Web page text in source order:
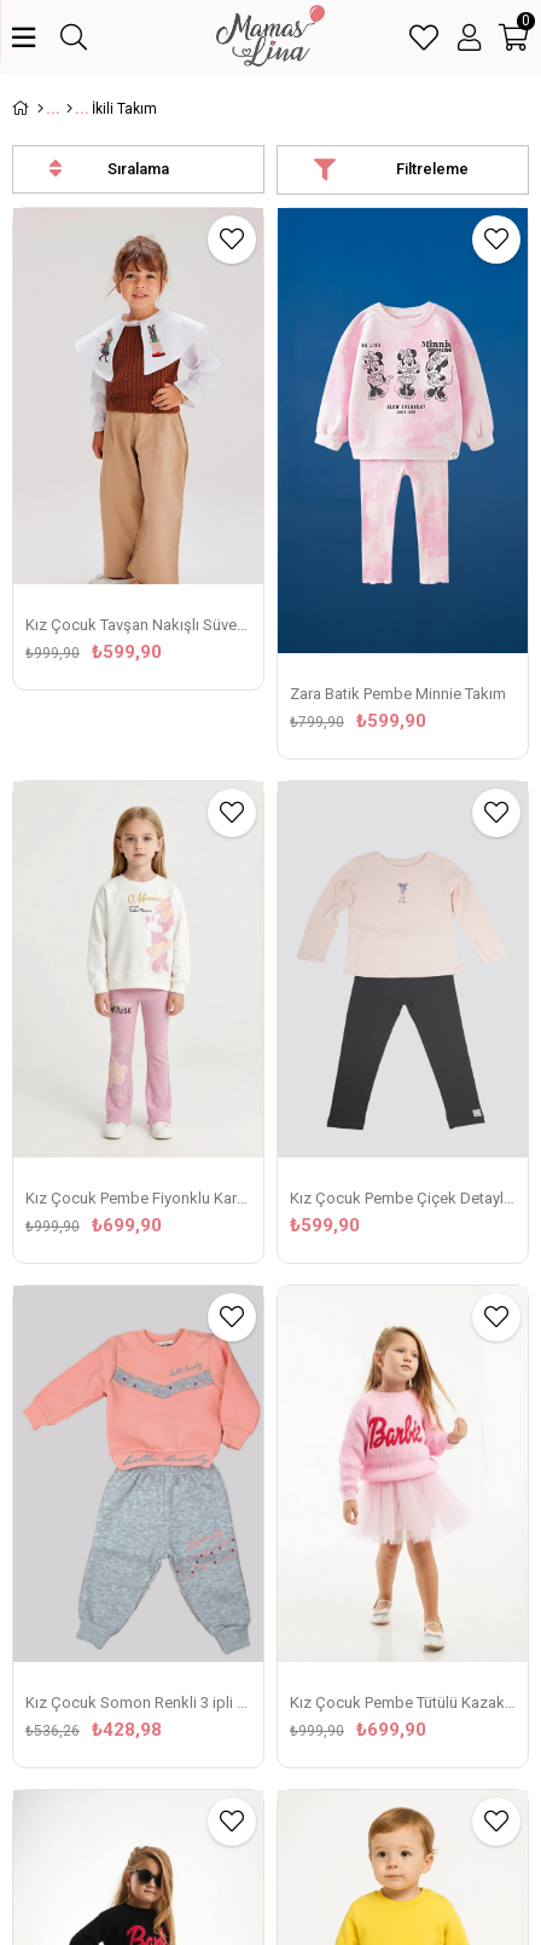
0
İkili Takım
Filtreleme
Sıralama
₺599,90
₺999,90
Zara Batik Pembe Minnie Takım
₺599,90
₺799,90
Kız Çocuk Pembe Fiyonklu Karakter Baskılı 2'li Takım
₺699,90
₺999,90
Kız Çocuk Pembe Çiçek Detaylı Gri Fitilli Taytlı Takım
₺599,90
Kız Çocuk Somon Renkli 3 ipli Takım
₺428,98
₺536,26
Kız Çocuk Pembe Tütülü Kazaklı Takım
₺699,90
₺999,90